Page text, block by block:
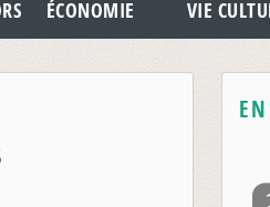
ÉCONOMIE VIE